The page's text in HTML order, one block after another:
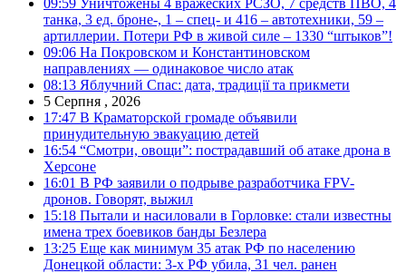
танка, 3 ед. броне-, 1 – спец- и 416 – автотехники, 59 –
артиллерии. Потери РФ в живой силе – 1330 “штыков”!
09:06 На Покровском и Константиновском
направлениях — одинаковое число атак
08:13 Яблучний Спас: дата, традиції та прикмети
5 Серпня , 2026
17:47 В Краматорской громаде объявили
принудительную эвакуацию детей
16:54 “Смотри, овощи”: пострадавший об атаке дрона в
Херсоне
16:01 В РФ заявили о подрыве разработчика FPV-
дронов. Говорят, выжил
15:18 Пытали и насиловали в Горловке: стали известны
имена трех боевиков банды Безлера
13:25 Еще как минимум 35 атак РФ по населению
Донецкой области: 3-х РФ убила, 31 чел. ранен